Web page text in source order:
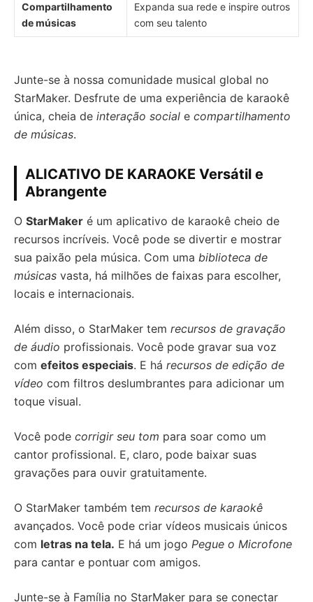
Compartilhamento
de músicas
Expanda sua rede e inspire outros
com seu talento
Junte-se à nossa comunidade musical global no
StarMaker. Desfrute de uma experiência de karaokê
única, cheia de interação social e compartilhamento
de músicas.
ALICATIVO DE KARAOKE Versátil e
Abrangente
O StarMaker é um aplicativo de karaokê cheio de
recursos incríveis. Você pode se divertir e mostrar
sua paixão pela música. Com uma biblioteca de
músicas vasta, há milhões de faixas para escolher,
locais e internacionais.
Além disso, o StarMaker tem recursos de gravação
de áudio profissionais. Você pode gravar sua voz
com efeitos especiais. E há recursos de edição de
vídeo com filtros deslumbrantes para adicionar um
toque visual.
Você pode corrigir seu tom para soar como um
cantor profissional. E, claro, pode baixar suas
gravações para ouvir gratuitamente.
O StarMaker também tem recursos de karaokê
avançados. Você pode criar vídeos musicais únicos
com letras na tela. E há um jogo Pegue o Microfone
para cantar e pontuar com amigos.
Junte-se à Família no StarMaker para se conectar